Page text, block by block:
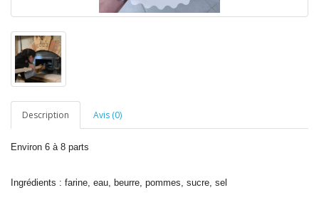
Description Avis (0)
Environ 6 à 8 parts
Ingrédients : farine, eau, beurre, pommes, sucre, sel